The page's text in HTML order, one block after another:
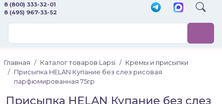
8 (800) 333-32-01
8 (495) 967-33-52
Главная Каталог товаров Lapsi
Кремы и присыпки
Присыпка HELAN Купание без слез рисовая
парфюмированная 75гр
Присыпка HELAN Купание без слез